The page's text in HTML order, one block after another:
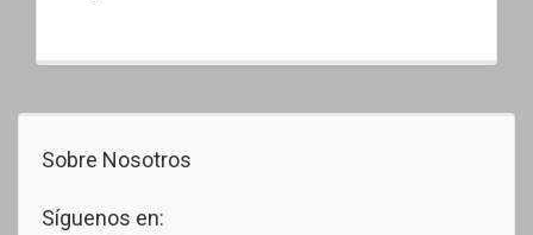
Sobre Nosotros
Síguenos en: